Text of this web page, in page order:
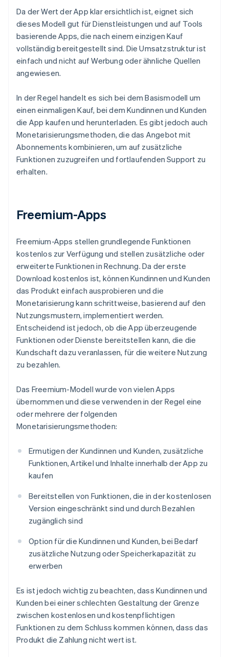
Da der Wert der App klar ersichtlich ist, eignet sich
dieses Modell gut für Dienstleistungen und auf Tools
basierende Apps, die nach einem einzigen Kauf
vollständig bereitgestellt sind. Die Umsatzstruktur ist
einfach und nicht auf Werbung oder ähnliche Quellen
angewiesen.
In der Regel handelt es sich bei dem Basismodell um
einen einmaligen Kauf, bei dem Kundinnen und Kunden
die App kaufen und herunterladen. Es gibt jedoch auch
Monetarisierungsmethoden, die das Angebot mit
Abonnements kombinieren, um auf zusätzliche
Funktionen zuzugreifen und fortlaufenden Support zu
erhalten.
Freemium-Apps
Freemium-Apps stellen grundlegende Funktionen
kostenlos zur Verfügung und stellen zusätzliche oder
erweiterte Funktionen in Rechnung. Da der erste
Download kostenlos ist, können Kundinnen und Kunden
das Produkt einfach ausprobieren und die
Monetarisierung kann schrittweise, basierend auf den
Nutzungsmustern, implementiert werden.
Entscheidend ist jedoch, ob die App überzeugende
Funktionen oder Dienste bereitstellen kann, die die
Kundschaft dazu veranlassen, für die weitere Nutzung
zu bezahlen.
Das Freemium-Modell wurde von vielen Apps
übernommen und diese verwenden in der Regel eine
oder mehrere der folgenden
Monetarisierungsmethoden:
Ermutigen der Kundinnen und Kunden, zusätzliche
Funktionen, Artikel und Inhalte innerhalb der App zu
kaufen
Bereitstellen von Funktionen, die in der kostenlosen
Version eingeschränkt sind und durch Bezahlen
zugänglich sind
Option für die Kundinnen und Kunden, bei Bedarf
zusätzliche Nutzung oder Speicherkapazität zu
erwerben
Es ist jedoch wichtig zu beachten, dass Kundinnen und
Kunden bei einer schlechten Gestaltung der Grenze
zwischen kostenlosen und kostenpflichtigen
Funktionen zu dem Schluss kommen können, dass das
Produkt die Zahlung nicht wert ist.